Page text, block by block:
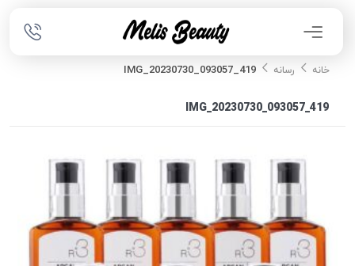
خانه رسانه IMG_20230730_093057_419
IMG_20230730_093057_419